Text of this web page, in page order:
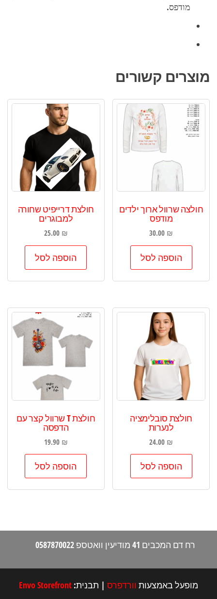
מודפס.
מוצרים קשורים
חולצה שרוול ארוך ילדים
מודפס
30.00 ₪
הוספה לסל
חולצת דרײפיט שחורה
למבוגרים
25.00 ₪
הוספה לסל
חולצת סובלימציה
לנערות
24.00 ₪
הוספה לסל
חולצת T שרוול קצר עם
הדפסה
19.90 ₪
הוספה לסל
רח דם המכבים 41 מודיעין וואטספ 0587870022
מופעל באמצעות וורדפרס | תבנית: Envo Storefront